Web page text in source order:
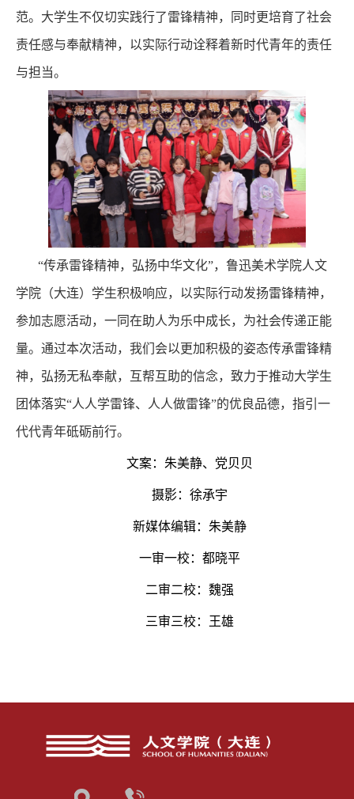
范。大学生不仅切实践行了雷锋精神，同时更培育了社会
责任感与奉献精神，以实际行动诠释着新时代青年的责任
与担当。
“传承雷锋精神，弘扬中华文化”，鲁迅美术学院人文
学院（大连）学生积极响应，以实际行动发扬雷锋精神，
参加志愿活动，一同在助人为乐中成长，为社会传递正能
量。通过本次活动，我们会以更加积极的姿态传承雷锋精
神，弘扬无私奉献，互帮互助的信念，致力于推动大学生
团体落实“人人学雷锋、人人做雷锋”的优良品德，指引一
代代青年砥砺前行。
文案：朱美静、党贝贝
摄影：徐承宇
新媒体编辑：朱美静
一审一校：都晓平
二审二校：魏强
三审三校：王雄